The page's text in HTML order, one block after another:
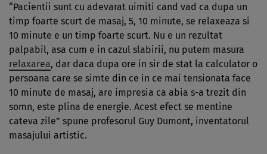
“Pacientii sunt cu adevarat uimiti cand vad ca dupa un
timp foarte scurt de masaj, 5, 10 minute, se relaxeaza si
10 minute e un timp foarte scurt. Nu e un rezultat
palpabil, asa cum e in cazul slabirii, nu putem masura
relaxarea, dar daca dupa ore in sir de stat la calculator o
persoana care se simte din ce in ce mai tensionata face
10 minute de masaj, are impresia ca abia s-a trezit din
somn, este plina de energie. Acest efect se mentine
cateva zile” spune profesorul Guy Dumont, inventatorul
masajului artistic.